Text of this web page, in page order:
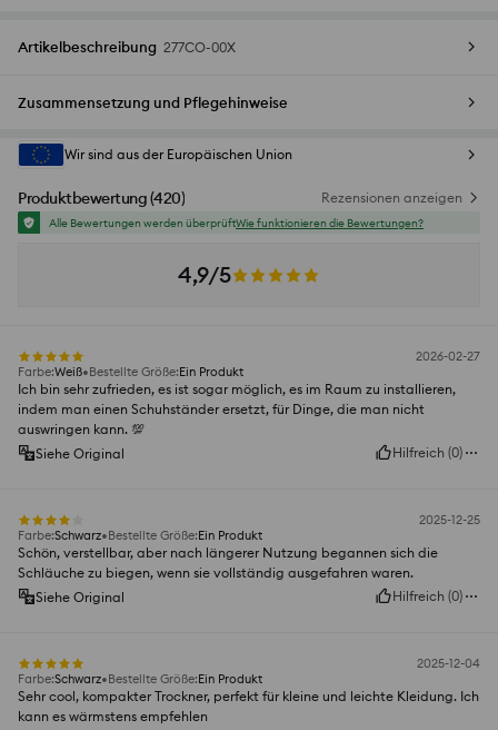
Artikelbeschreibung 277CO-00X
Zusammensetzung und Pflegehinweise
Wir sind aus der Europäischen Union
Produktbewertung(420) Rezensionen anzeigen
Alle Bewertungen werden überprüftWie funktionieren die Bewertungen?
4,9/5
2026-02-27
Farbe:Weiß Bestellte Größe:Ein Produkt
Ich bin sehr zufrieden, es ist sogar möglich, es im Raum zu installieren,
indem man einen Schuhständer ersetzt, für Dinge, die man nicht
auswringen kann. 💯
Siehe Original
Hilfreich (0)
2025-12-25
Farbe:Schwarz Bestellte Größe:Ein Produkt
Schön, verstellbar, aber nach längerer Nutzung begannen sich die
Schläuche zu biegen, wenn sie vollständig ausgefahren waren.
Siehe Original
Hilfreich (0)
2025-12-04
Farbe:Schwarz Bestellte Größe:Ein Produkt
Sehr cool, kompakter Trockner, perfekt für kleine und leichte Kleidung. Ich
kann es wärmstens empfehlen